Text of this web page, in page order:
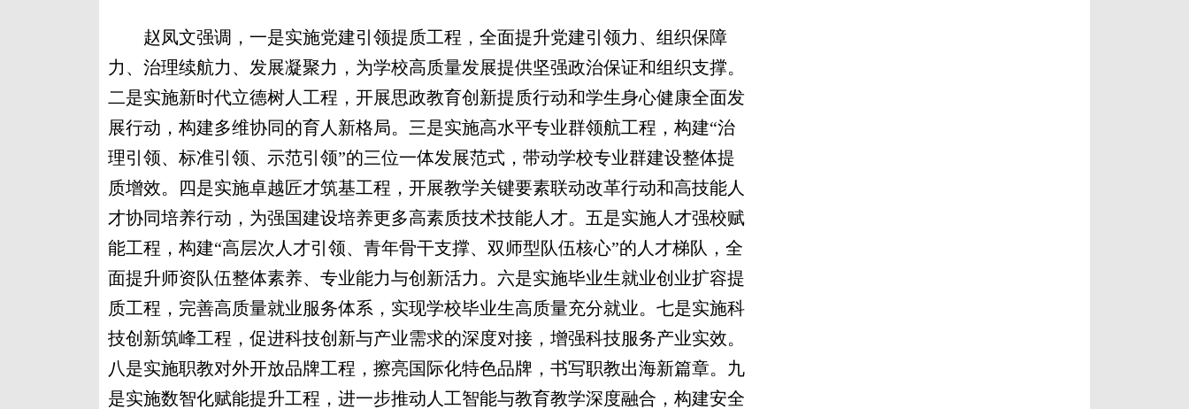
赵凤文强调，一是实施党建引领提质工程，全面提升党建引领力、组织保障
力、治理续航力、发展凝聚力，为学校高质量发展提供坚强政治保证和组织支撑。
二是实施新时代立德树人工程，开展思政教育创新提质行动和学生身心健康全面发
展行动，构建多维协同的育人新格局。三是实施高水平专业群领航工程，构建“治
理引领、标准引领、示范引领”的三位一体发展范式，带动学校专业群建设整体提
质增效。四是实施卓越匠才筑基工程，开展教学关键要素联动改革行动和高技能人
才协同培养行动，为强国建设培养更多高素质技术技能人才。五是实施人才强校赋
能工程，构建“高层次人才引领、青年骨干支撑、双师型队伍核心”的人才梯队，全
面提升师资队伍整体素养、专业能力与创新活力。六是实施毕业生就业创业扩容提
质工程，完善高质量就业服务体系，实现学校毕业生高质量充分就业。七是实施科
技创新筑峰工程，促进科技创新与产业需求的深度对接，增强科技服务产业实效。
八是实施职教对外开放品牌工程，擦亮国际化特色品牌，书写职教出海新篇章。九
是实施数智化赋能提升工程，进一步推动人工智能与教育教学深度融合，构建安全